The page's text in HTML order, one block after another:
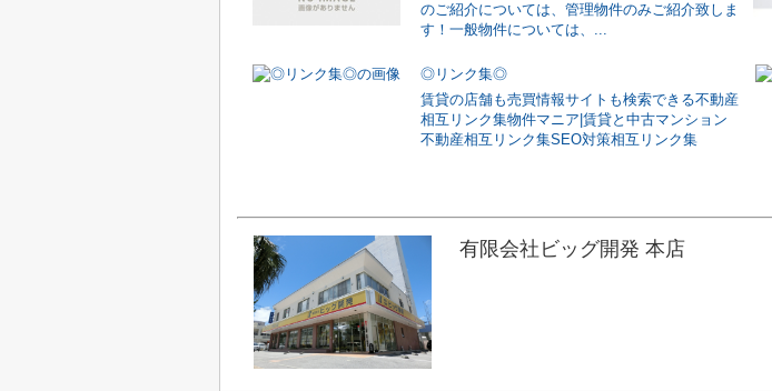
のご紹介については、管理物件のみご紹介致しま
す！一般物件については、...
◎リンク集◎
賃貸の店舗も売買情報サイトも検索できる不動産
相互リンク集物件マニア|賃貸と中古マンション
不動産相互リンク集SEO対策相互リンク集
有限会社ビッグ開発 本店